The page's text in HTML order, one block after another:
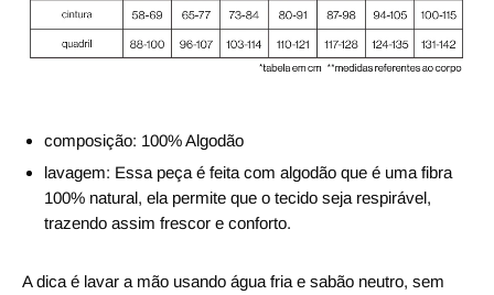
composição: 100% Algodão
lavagem: Essa peça é feita com algodão que é uma fibra
100% natural, ela permite que o tecido seja respirável,
trazendo assim frescor e conforto.
A dica é lavar a mão usando água fria e sabão neutro, sem